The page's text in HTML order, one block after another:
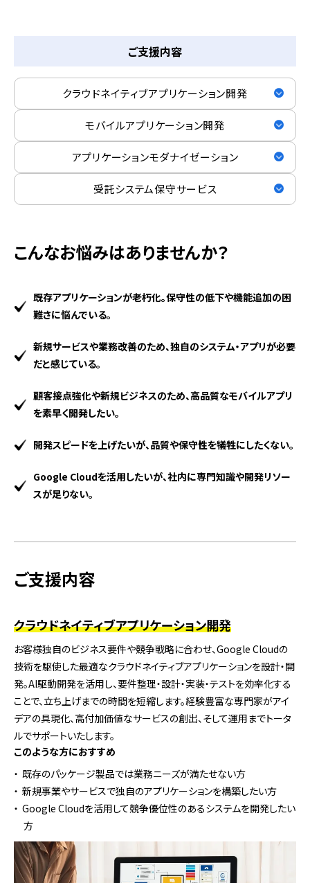
ご支援内容
クラウドネイティブアプリケーション開発
モバイルアプリケーション開発
アプリケーションモダナイゼーション
受託システム保守サービス
こんなお悩みはありませんか？
既存アプリケーションが老朽化。保守性の低下や機能追加の困
難さに悩んでいる。
新規サービスや業務改善のため、独自のシステム・アプリが必要
だと感じている。
顧客接点強化や新規ビジネスのため、高品質なモバイルアプリ
を素早く開発したい。
開発スピードを上げたいが、品質や保守性を犠牲にしたくない。
Google Cloudを活用したいが、社内に専門知識や開発リソー
スが足りない。
ご支援内容
クラウドネイティブアプリケーション開発
お客様独自のビジネス要件や競争戦略に合わせ、Google Cloudの
技術を駆使した最適なクラウドネイティブアプリケーションを設計・開
発。AI駆動開発を活用し、要件整理・設計・実装・テストを効率化する
ことで、立ち上げまでの時間を短縮します。経験豊富な専門家がアイ
デアの具現化、高付加価値なサービスの創出、そして運用までトータ
ルでサポートいたします。
このような方におすすめ
既存のパッケージ製品では業務ニーズが満たせない方
新規事業やサービスで独自のアプリケーションを構築したい方
Google Cloudを活用して競争優位性のあるシステムを開発したい
方